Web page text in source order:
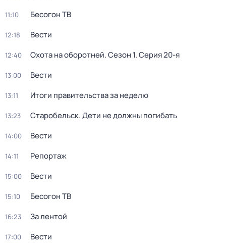
11:10 Бесогон ТВ
12:18 Вести
12:40 Охота на оборотней. Сезон 1. Серия 20-я
13:00 Вести
13:11 Итоги правительства за неделю
13:23 Старобельск. Дети не должны погибать
14:00 Вести
14:11 Репортаж
15:00 Вести
15:10 Бесогон ТВ
16:23 За лентой
17:00 Вести